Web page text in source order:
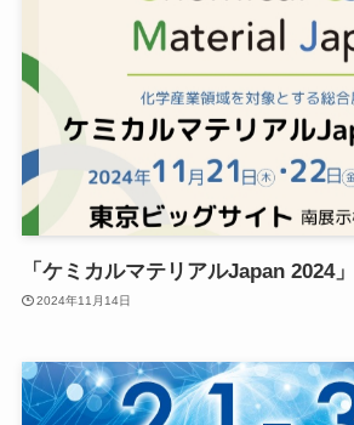
「ケミカルマテリアルJapan 2024
2024年11月14日